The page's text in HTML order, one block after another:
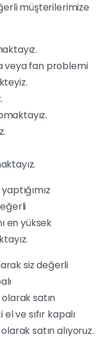
müşterilerimize
veya fan problemi
en yüksek
siz değerli
olarak satın
ve sıfır kapalı
satın alıyoruz.